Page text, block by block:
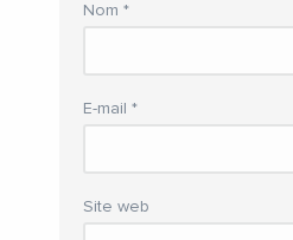
Nom *
E-mail *
Site web